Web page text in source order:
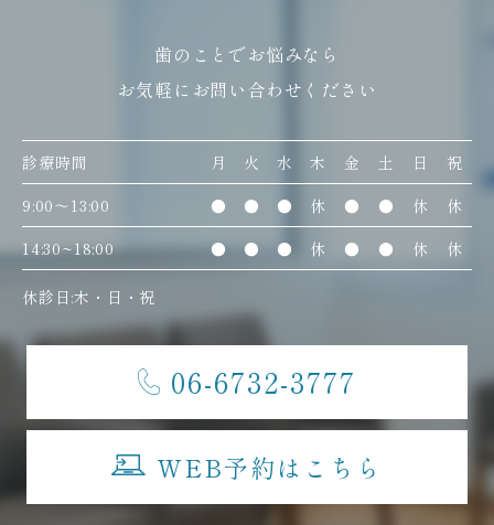
歯のことでお悩みなら
お気軽にお問い合わせください
診療時間 月 火 水 木 金 土 日
祝
9:00〜13:00
● ● ● 休 ● ● 休
休
14:30~18:00
● ● ● 休 ● ● 休 休
休診日:木・日・祝
06-6732-3777
WEB予約はこちら